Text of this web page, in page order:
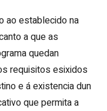
ao establecido na
a que as
quedan
requisitos esixidos
e á existencia dun
que permita a